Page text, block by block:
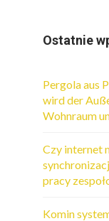
Ostatnie
Pergola aus
wird der
Wohnraum
Czy internet
pracy
Komin